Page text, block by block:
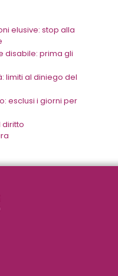
elusive: stop alla
disabile: prima gli
limiti al diniego del
esclusi i giorni per
diritto